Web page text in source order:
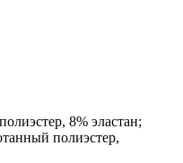
8% эластан;
полиэстер,